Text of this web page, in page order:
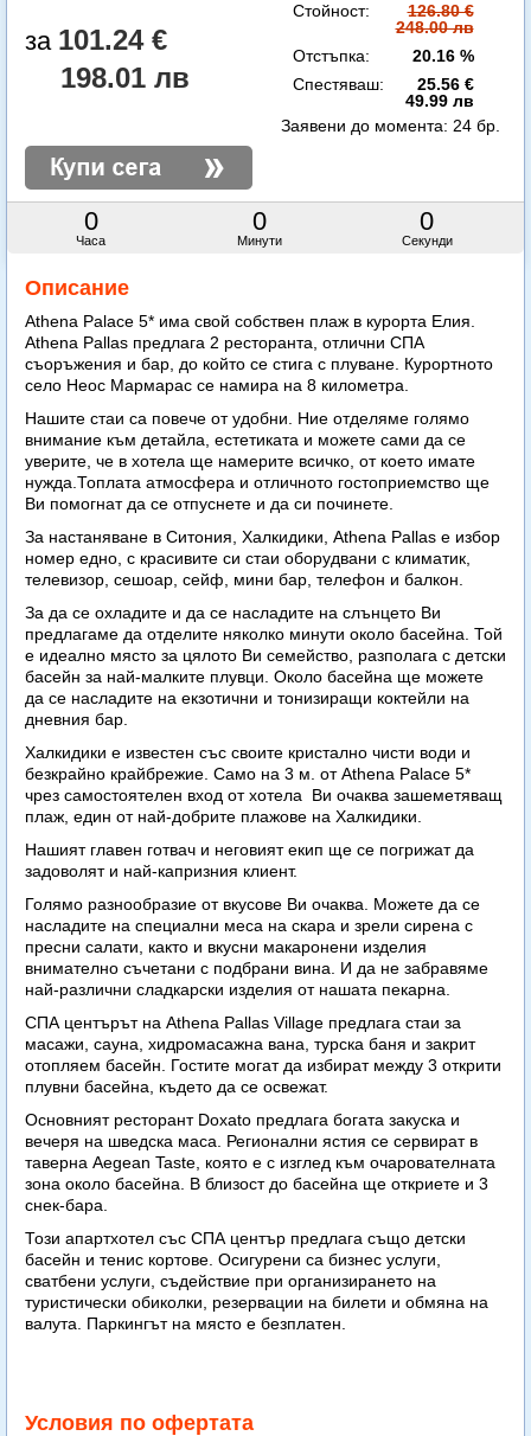
101.24 €
198.01 лв
Стойност:
126.80 €
248.00 лв
Отстъпка:
20.16 %
Спестяваш:
25.56 €
49.99 лв
0
Часа
0
Минути
0
Секунди
Заявени до момента: 24 бр.
Описание
Athena Palace 5* има свой собствен плаж в курорта Елия.
Athena Pallas предлага 2 ресторанта, отлични СПА
съоръжения и бар, до който се стига с плуване. Курортното
село Неос Мармарас се намира на 8 километра.
Нашите стаи са повече от удобни. Ние отделяме голямо
внимание към детайла, естетиката и можете сами да се
уверите, че в хотела ще намерите всичко, от което имате
нужда.Топлата атмосфера и отличното гостоприемство ще
Ви помогнат да се отпуснете и да си починете.
За настаняване в Ситония, Халкидики, Athena Pallas е избор
номер едно, с красивите си стаи оборудвани с климатик,
телевизор, сешоар, сейф, мини бар, телефон и балкон.
За да се охладите и да се насладите на слънцето Ви
предлагаме да отделите няколко минути около басейна. Той
е идеално място за цялото Ви семейство, разполага с детски
басейн за най-малките плувци. Около басейна ще можете
да се насладите на екзотични и тонизиращи коктейли на
дневния бар.
Халкидики е известен със своите кристално чисти води и
безкрайно крайбрежие. Само на 3 м. от Athena Palace 5*
чрез самостоятелен вход от хотела Ви очаква зашеметяващ
плаж, един от най-добрите плажове на Халкидики.
Нашият главен готвач и неговият екип ще се погрижат да
задоволят и най-капризния клиент.
Голямо разнообразие от вкусове Ви очаква. Можете да се
насладите на специални меса на скара и зрели сирена с
пресни салати, както и вкусни макаронени изделия
внимателно съчетани с подбрани вина. И да не забравяме
най-различни сладкарски изделия от нашата пекарна.
СПА центърът на Athena Pallas Village предлага стаи за
масажи, сауна, хидромасажна вана, турска баня и закрит
отопляем басейн. Гостите могат да избират между 3 открити
плувни басейна, където да се освежат.
Основният ресторант Doxato предлага богата закуска и
вечеря на шведска маса. Регионални ястия се сервират в
таверна Aegean Taste, която е с изглед към очарователната
зона около басейна. В близост до басейна ще откриете и 3
снек-бара.
Този апартхотел със СПА център предлага също детски
басейн и тенис кортове. Осигурени са бизнес услуги,
сватбени услуги, съдействие при организирането на
туристически обиколки, резервации на билети и обмяна на
валута. Паркингът на място е безплатен.
Условия по офертата